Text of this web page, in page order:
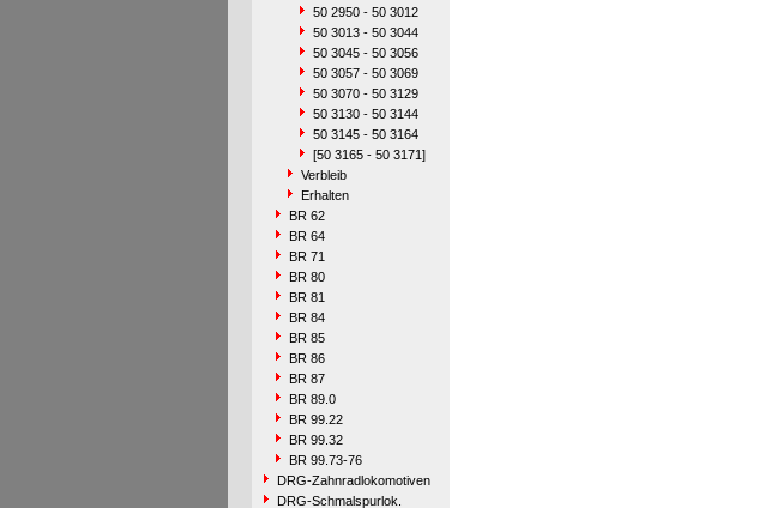
50 2950 - 50 3012
50 3013 - 50 3044
50 3045 - 50 3056
50 3057 - 50 3069
50 3070 - 50 3129
50 3130 - 50 3144
50 3145 - 50 3164
[50 3165 - 50 3171]
Verbleib
Erhalten
BR 62
BR 64
BR 71
BR 80
BR 81
BR 84
BR 85
BR 86
BR 87
BR 89.0
BR 99.22
BR 99.32
BR 99.73-76
DRG-Zahnradlokomotiven
DRG-Schmalspurlok.